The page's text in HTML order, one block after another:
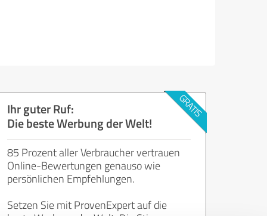
Ihr guter Ruf:
Die beste Werbung der Welt!
85 Prozent aller Verbraucher vertrauen
Online-Bewertungen genauso wie
persönlichen Empfehlungen.
Setzen Sie mit ProvenExpert auf die